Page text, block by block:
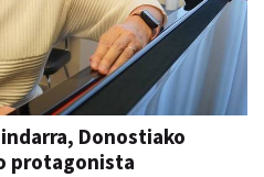
Donostiako
protagonista